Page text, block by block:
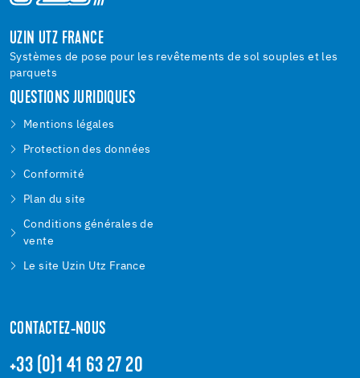
UZIN UTZ FRANCE
Systèmes de pose pour les revêtements de sol souples et les
parquets
QUESTIONS JURIDIQUES
Mentions légales
Protection des données
Conformité
Plan du site
Conditions générales de
vente
Le site Uzin Utz France
CONTACTEZ-NOUS
+33 (0)1 41 63 27 20